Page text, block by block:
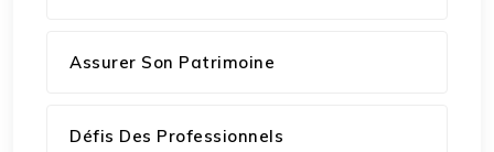
Assurer Son Patrimoine
Défis Des Professionnels